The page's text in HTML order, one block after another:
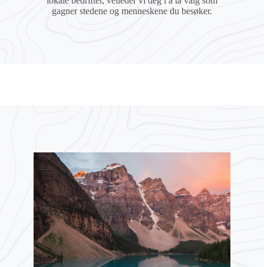
gagner stedene og menneskene du besøker.